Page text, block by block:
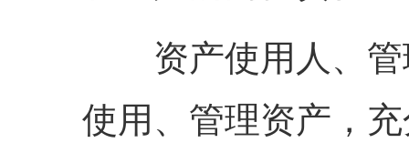
资产使用人、管
使用、管理资产，